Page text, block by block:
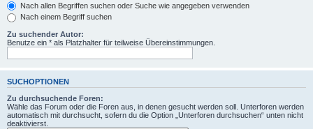
Nach allen Begriffen suchen oder Suche wie angegeben verwenden
Nach einem Begriff suchen
Zu suchender Autor:
Benutze ein * als Platzhalter für teilweise Übereinstimmungen.
SUCHOPTIONEN
Zu durchsuchende Foren:
Wähle das Forum oder die Foren aus, in denen gesucht werden soll. Unterforen werden
automatisch mit durchsucht, sofern du die Option „Unterforen durchsuchen“ unten nicht
deaktivierst.